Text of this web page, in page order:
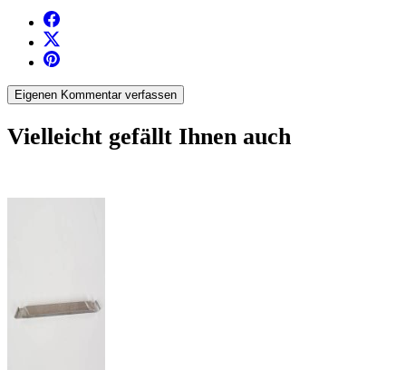
Eigenen Kommentar verfassen
Vielleicht gefällt Ihnen auch